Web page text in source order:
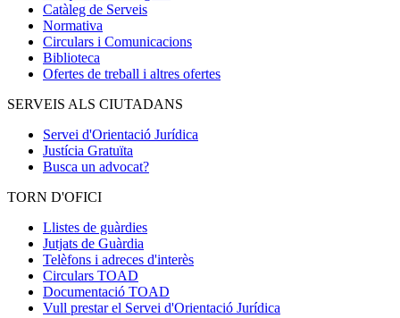
Catàleg de Serveis
Normativa
Circulars i Comunicacions
Biblioteca
Ofertes de treball i altres ofertes
SERVEIS ALS CIUTADANS
Servei d'Orientació Jurídica
Justícia Gratuïta
Busca un advocat?
TORN D'OFICI
Llistes de guàrdies
Jutjats de Guàrdia
Telèfons i adreces d'interès
Circulars TOAD
Documentació TOAD
Vull prestar el Servei d'Orientació Jurídica